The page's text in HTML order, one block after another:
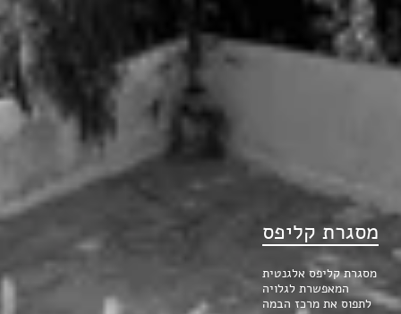
מסגרת קליפס
מסגרת קליפס אלגנטית
המאפשרת לגלויה
לתפוס את מרכז הבמה